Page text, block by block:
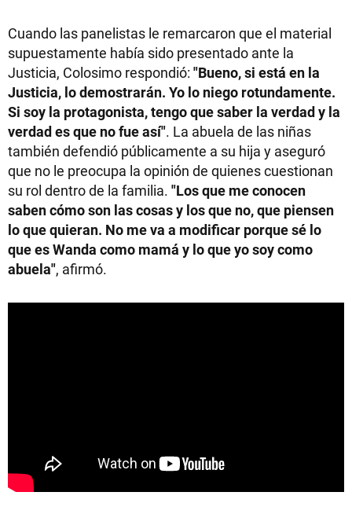
Cuando las panelistas le remarcaron que el material
supuestamente había sido presentado ante la
Justicia, Colosimo respondió: "Bueno, si está en la
Justicia, lo demostrarán. Yo lo niego rotundamente.
Si soy la protagonista, tengo que saber la verdad y la
verdad es que no fue así". La abuela de las niñas
también defendió públicamente a su hija y aseguró
que no le preocupa la opinión de quienes cuestionan
su rol dentro de la familia. "Los que me conocen
saben cómo son las cosas y los que no, que piensen
lo que quieran. No me va a modificar porque sé lo
que es Wanda como mamá y lo que yo soy como
abuela", afirmó.